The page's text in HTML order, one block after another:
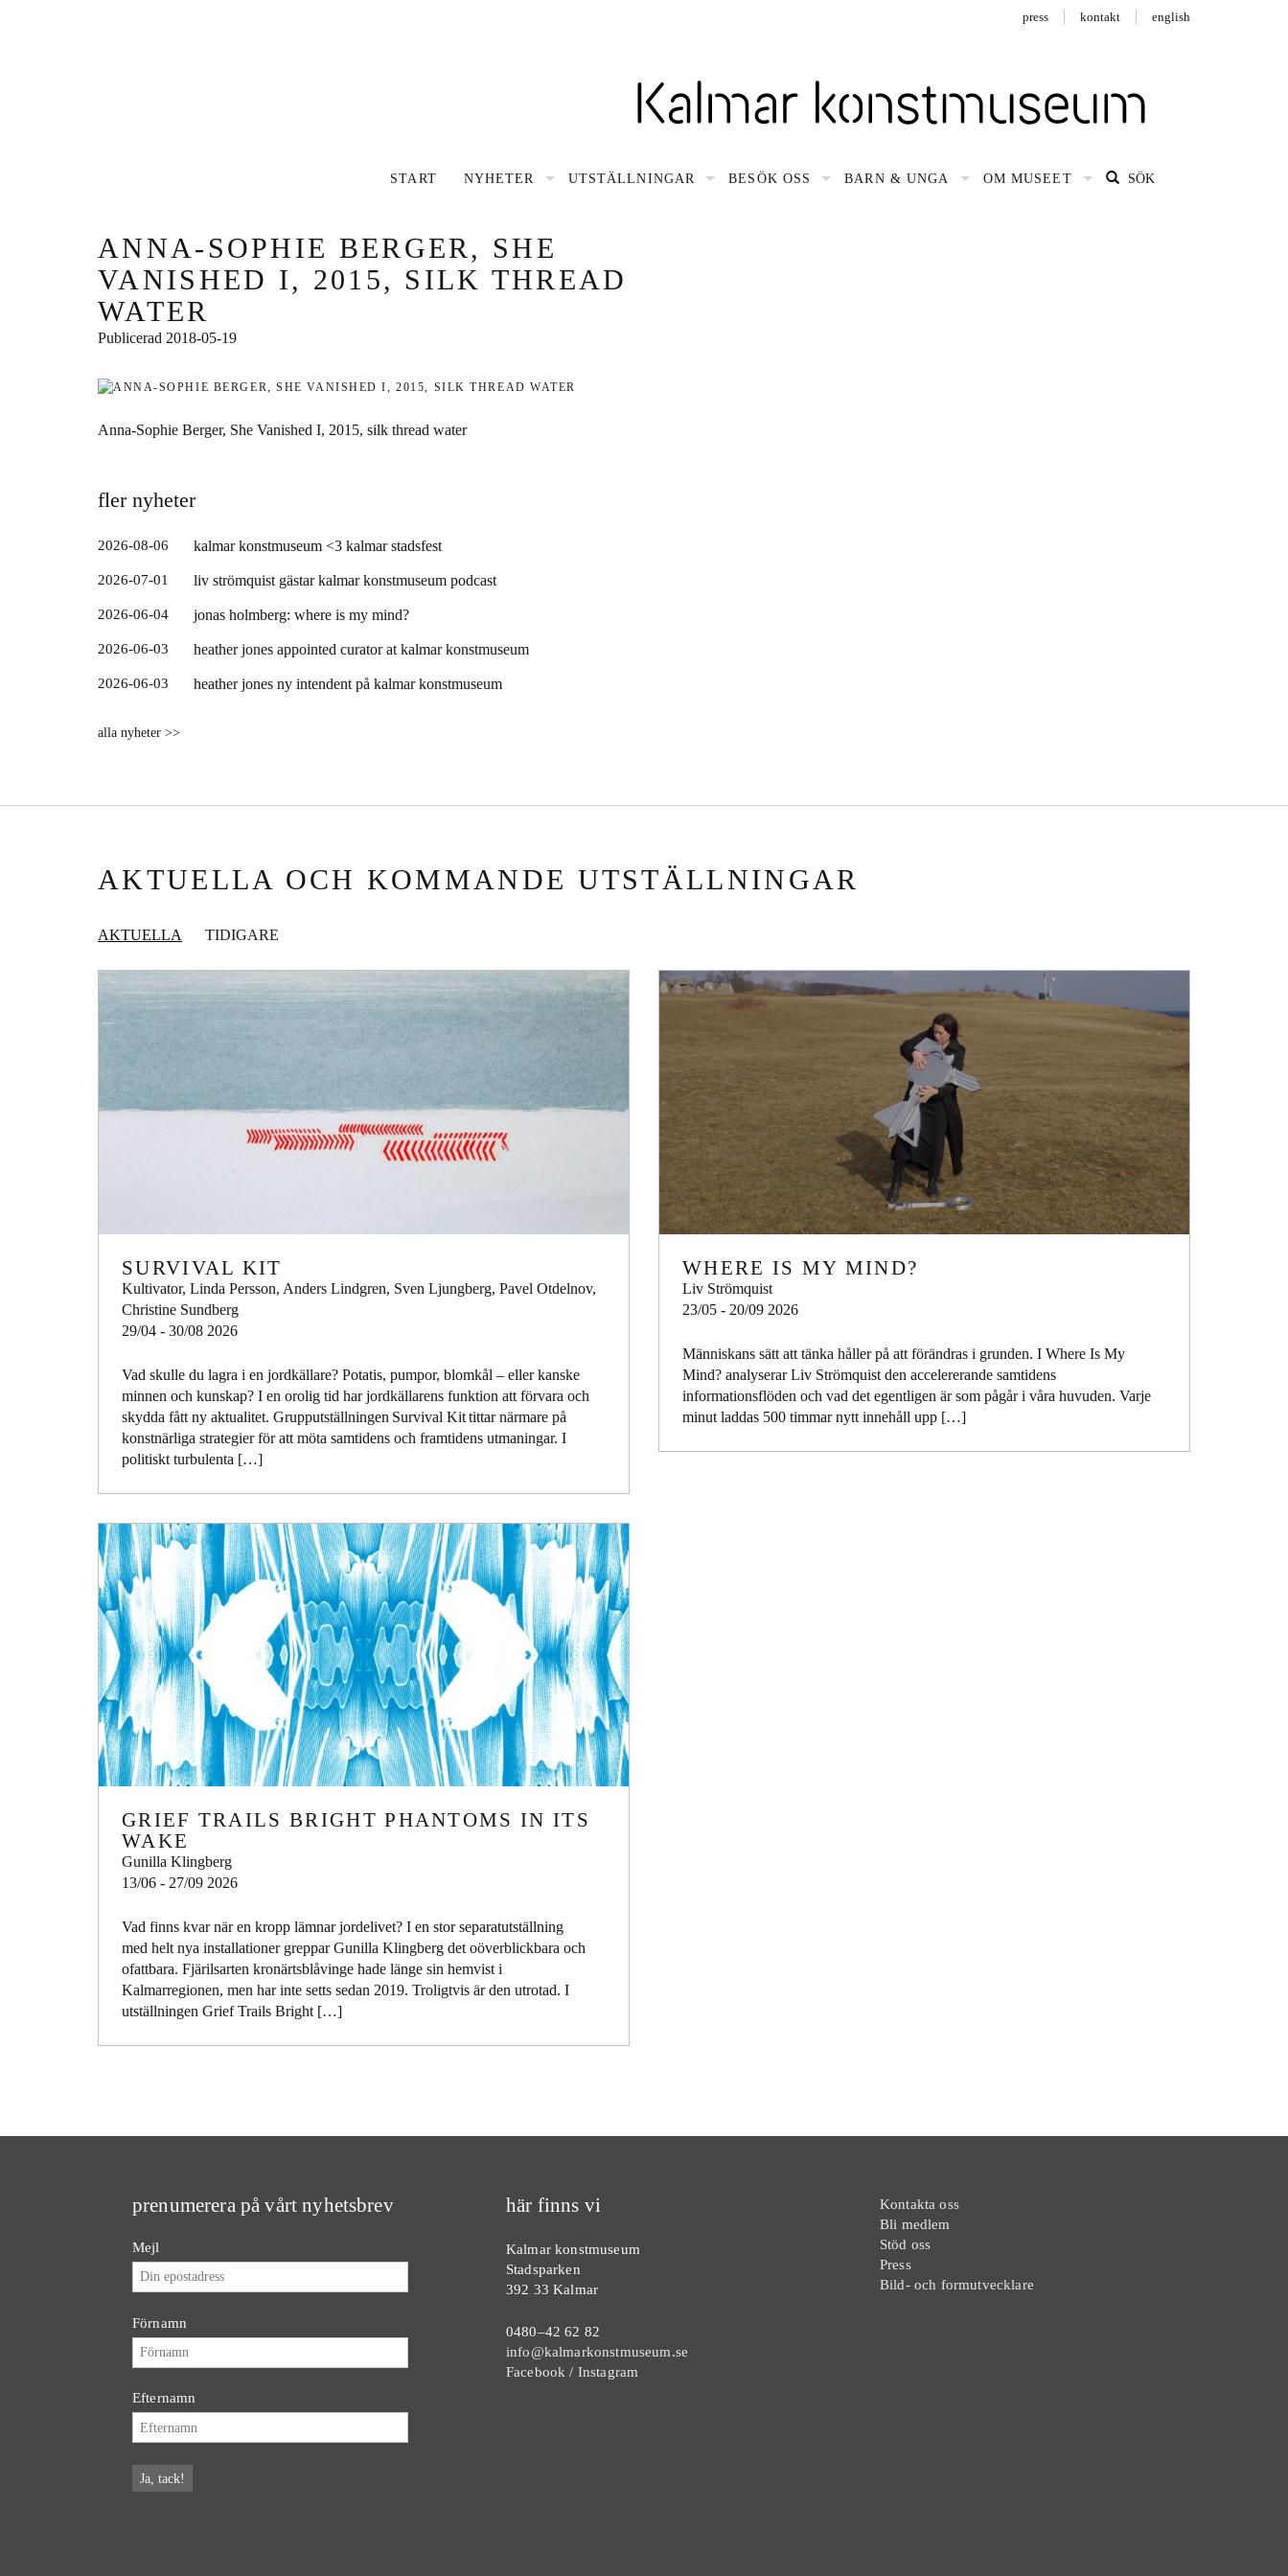
press kontakt english
START NYHETER UTSTÄLLNINGAR BESÖK OSS BARN & UNGA OM MUSEET SÖK
ANNA-SOPHIE BERGER, SHE
VANISHED I, 2015, SILK THREAD
WATER
Publicerad 2018-05-19
Anna-Sophie Berger, She Vanished I, 2015, silk thread water
fler nyheter
2026-08-06 kalmar konstmuseum <3 kalmar stadsfest
2026-07-01 liv strömquist gästar kalmar konstmuseum podcast
2026-06-04 jonas holmberg: where is my mind?
2026-06-03 heather jones appointed curator at kalmar konstmuseum
2026-06-03 heather jones ny intendent på kalmar konstmuseum
alla nyheter >>
AKTUELLA OCH KOMMANDE UTSTÄLLNINGAR
AKTUELLA TIDIGARE
SURVIVAL KIT
Kultivator, Linda Persson, Anders Lindgren, Sven Ljungberg, Pavel Otdelnov,
Christine Sundberg
29/04 - 30/08 2026
Vad skulle du lagra i en jordkällare? Potatis, pumpor, blomkål – eller kanske
minnen och kunskap? I en orolig tid har jordkällarens funktion att förvara och
skydda fått ny aktualitet. Grupputställningen Survival Kit tittar närmare på
konstnärliga strategier för att möta samtidens och framtidens utmaningar. I
politiskt turbulenta […]
WHERE IS MY MIND?
Liv Strömquist
23/05 - 20/09 2026
Människans sätt att tänka håller på att förändras i grunden. I Where Is My
Mind? analyserar Liv Strömquist den accelererande samtidens
informationsflöden och vad det egentligen är som pågår i våra huvuden. Varje
minut laddas 500 timmar nytt innehåll upp […]
GRIEF TRAILS BRIGHT PHANTOMS IN ITS
WAKE
Gunilla Klingberg
13/06 - 27/09 2026
Vad finns kvar när en kropp lämnar jordelivet? I en stor separatutställning
med helt nya installationer greppar Gunilla Klingberg det oöverblickbara och
ofattbara. Fjärilsarten kronärtsblåvinge hade länge sin hemvist i
Kalmarregionen, men har inte setts sedan 2019. Troligtvis är den utrotad. I
utställningen Grief Trails Bright […]
prenumerera på vårt nyhetsbrev
Mejl
Förnamn
Efternamn
här finns vi
Kalmar konstmuseum
Stadsparken
392 33 Kalmar
0480–42 62 82
info@kalmarkonstmuseum.se
Facebook / Instagram
Kontakta oss
Bli medlem
Stöd oss
Press
Bild- och formutvecklare